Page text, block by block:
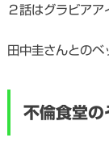
２話はグラビアア
田中圭さんとのベ
不倫食堂の